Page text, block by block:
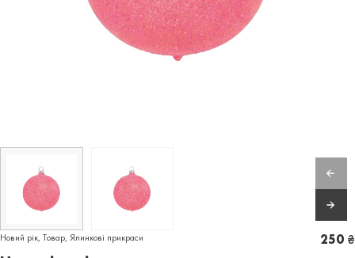
Новий рік, Товар, Ялинкові прикраси 250 ₴